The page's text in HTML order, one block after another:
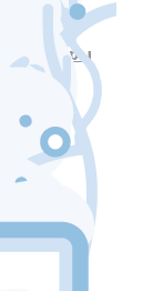
фигуры